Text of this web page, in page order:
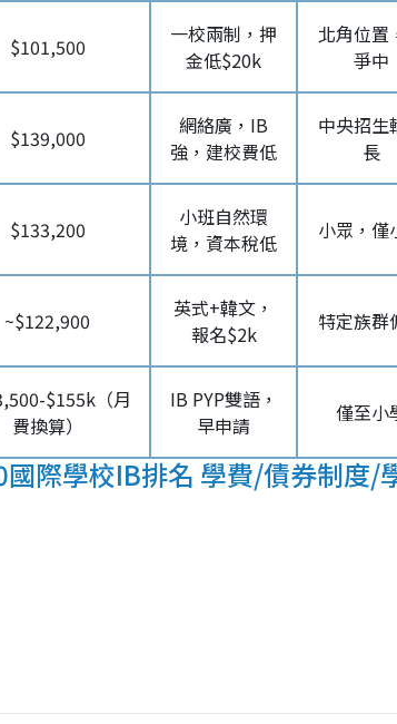
$101,500
一校兩制，押
金低$20k
北角位置
爭中
$139,000
網絡廣，IB
強，建校費低
中央招生
長
$133,200
小班自然環
境，資本稅低
小眾，僅
~$122,900
英式+韓文，
報名$2k
特定族群
$155k（月
費換算）
IB PYP雙語，
早申請
僅至小
際學校IB排名 學費/債券制度/